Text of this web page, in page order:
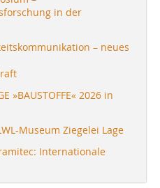
in der
– neues
»BAUSTOFFE« 2026 in
Museum Ziegelei Lage
Internationale